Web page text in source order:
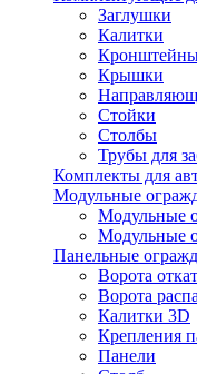
Заглушки
Калитки
Крышки
Стойки
Столбы
Трубы для
Комплекты для
Модульные
Модульные
Модульные
Панельные
Ворота
Ворота
Калитки 3D
Крепления
Панели